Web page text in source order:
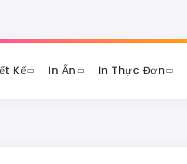
Kế In Ấn In Thực Đơn